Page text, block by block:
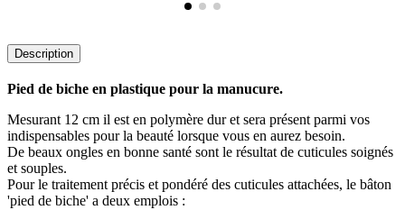
Description
Pied de biche en plastique pour la manucure.
Mesurant 12 cm il est en polymère dur et sera présent parmi vos
indispensables pour la beauté lorsque vous en aurez besoin.
De beaux ongles en bonne santé sont le résultat de cuticules soignés
et souples.
Pour le traitement précis et pondéré des cuticules attachées, le bâton
'pied de biche' a deux emplois :